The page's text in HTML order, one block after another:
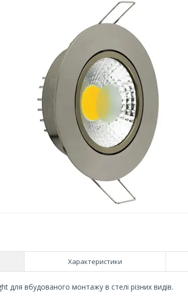
Характеристики
для вбудованого монтажу в стелі різних видів.